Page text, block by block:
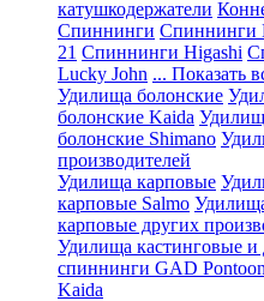
катушкодержатели
Спиннинги Спиннинги
21 Спиннинги Higashi
Lucky John ... Показать
Удилища болонские
болонские Kaida
болонские Shimano
производителей
Удилища карповые
карповые Salmo
карповые других
Удилища кастинговые и
спиннинги GAD
Kaida